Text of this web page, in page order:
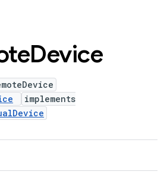
Device
implements